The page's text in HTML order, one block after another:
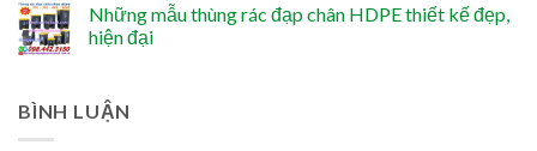
Những mẫu thùng rác đạp chân HDPE thiết kế đẹp,
hiện đại
BÌNH LUẬN